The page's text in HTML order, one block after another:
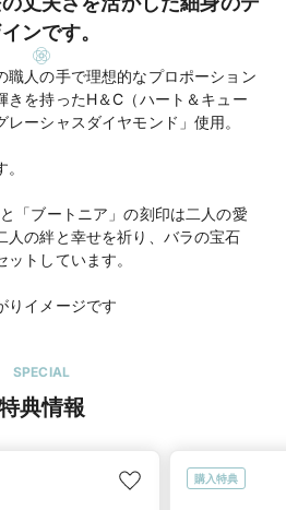
ンです。
職人の手で理想的なプロポーション
きを持ったH＆C（ハート＆キュー
ーシャスダイヤモンド」使用。
「ブートニア」の刻印は二人の愛
人の絆と幸せを祈り、バラの宝石
ットしています。
りイメージです
SPECIAL
典情報
購入特典